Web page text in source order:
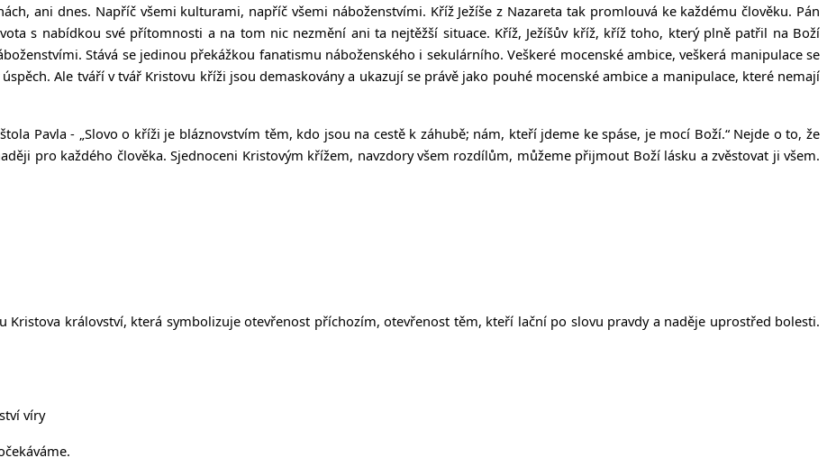
ani dnes. Napříč všemi kulturami, napříč všemi náboženstvími. Kříž Ježíše z Nazareta tak promlouvá ke každému člověku. Pán
s nabídkou své přítomnosti a na tom nic nezmění ani ta nejtěžší situace. Kříž, Ježíšův kříž, kříž toho, který plně patřil na Boží
Stává se jedinou překážkou fanatismu náboženského i sekulárního. Veškeré mocenské ambice, veškerá manipulace se
Ale tváří v tvář Kristovu kříži jsou demaskovány a ukazují se právě jako pouhé mocenské ambice a manipulace, které nemají
Pavla - „ Slovo o kříži je bláznovstvím těm, kdo jsou na cestě k záhubě; nám, kteří jdeme ke spáse, je mocí Boží.“ Nejde o to, že
pro každého člověka. Sjednoceni Kristovým křížem, navzdory všem rozdílům, můžeme přijmout Boží lásku a zvěstovat ji všem.
Kristova království, která symbolizuje otevřenost příchozím, otevřenost těm, kteří lační po slovu pravdy a naděje uprostřed bolesti.
víry